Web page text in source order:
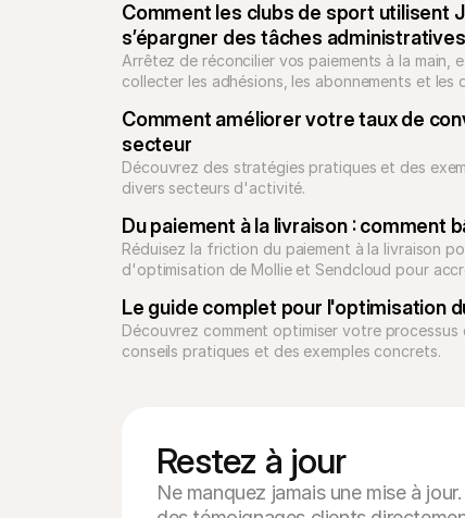
Comment les clubs de sport utilisent
s’épargner des tâches
Arrêtez de réconcilier vos paiements à la
collecter les adhésions, les abonnements et
Comment améliorer votre taux de
secteur
Découvrez des stratégies pratiques et des
divers secteurs d'activité.
Du paiement à la livraison : comment
Réduisez la friction du paiement à la livraison
d'optimisation de Mollie et Sendcloud pour
Le guide complet pour l'optimisation
Découvrez comment optimiser votre
conseils pratiques et des exemples concrets.
Restez à jour
Ne manquez jamais une mise à